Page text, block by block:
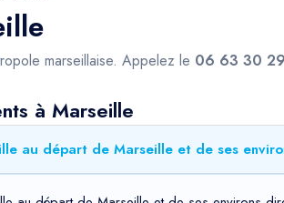
marseillaise. Appelez le 06 63 30
à Marseille
au départ de Marseille et de ses